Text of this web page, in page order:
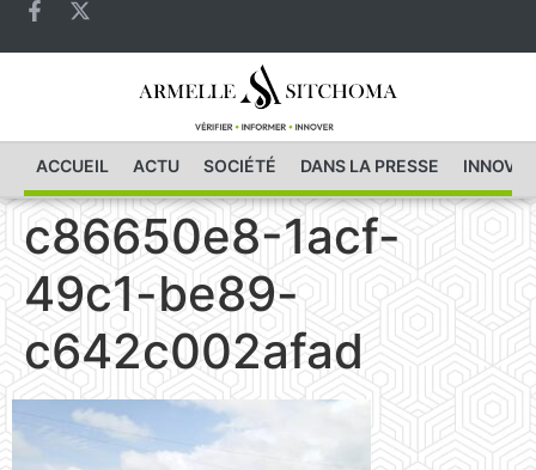
ACCUEIL ACTU SOCIÉTÉ DANS LA PRESSE
c86650e8-1acf-
49c1-be89-
c642c002afad